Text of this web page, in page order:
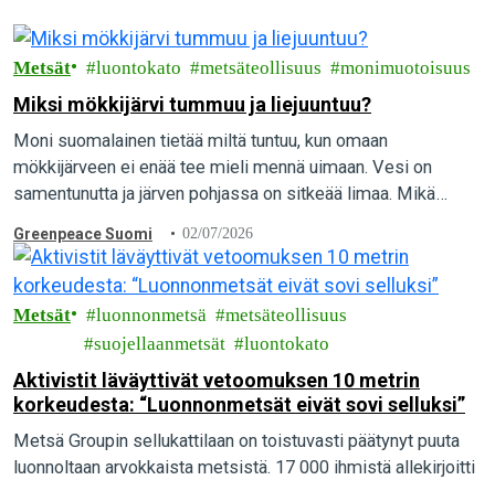
Metsät luontokato metsäteollisuus monimuotoisuus
Miksi mökkijärvi tummuu ja liejuuntuu?
Moni suomalainen tietää miltä tuntuu, kun omaan
mökkijärveen ei enää tee mieli mennä uimaan. Vesi on
samentunutta ja järven pohjassa on sitkeää limaa. Mikä
Greenpeace Suomi 02/07/2026
Metsät luonnonmetsä
metsäteollisuus
suojellaanmetsät
luontokato
Aktivistit läväyttivät vetoomuksen 10 metrin
korkeudesta: “Luonnonmetsät eivät sovi selluksi”
Metsä Groupin sellukattilaan on toistuvasti päätynyt puuta
luonnoltaan arvokkaista metsistä. 17 000 ihmistä allekirjoitti